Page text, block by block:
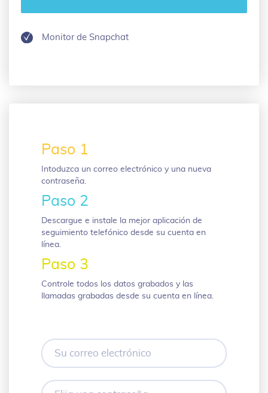
Monitor de Snapchat
Paso 1
Intoduzca un correo electrónico y una nueva
contraseña.
Paso 2
Descargue e instale la mejor aplicación de
seguimiento telefónico desde su cuenta en
línea.
Paso 3
Controle todos los datos grabados y las
llamadas grabadas desde su cuenta en línea.
Su
correo
electrónico
Elija